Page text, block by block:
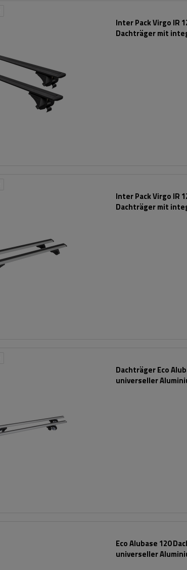
Inter Pack Virgo IR
Dachträger mit
Inter Pack Virgo IR
Dachträger mit
Dachträger Eco
universeller
Eco Alubase 120
universeller